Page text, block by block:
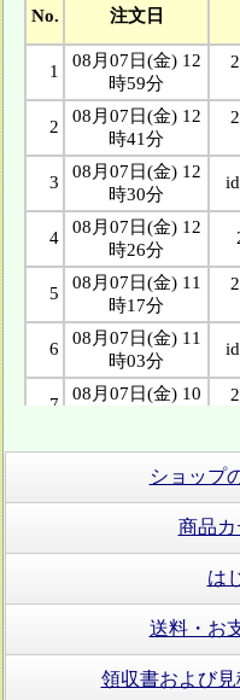
ショップ
商品
は
送料・お
領収書および